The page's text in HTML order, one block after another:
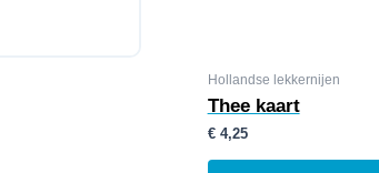
Hollandse lekkernijen
Thee kaart
€4,25